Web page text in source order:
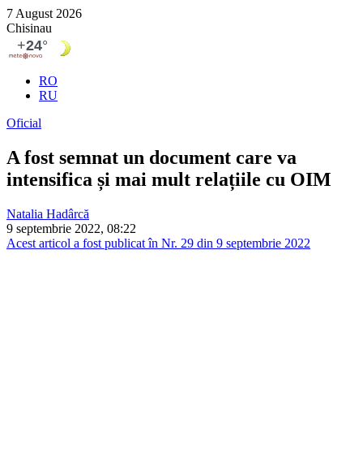
7 August 2026
Chisinau
RO
RU
Oficial
A fost semnat un document care va
intensifica și mai mult relațiile cu OIM
Natalia Hadârcă
9 septembrie 2022, 08:22
Acest articol a fost publicat în Nr. 29 din 9 septembrie 2022